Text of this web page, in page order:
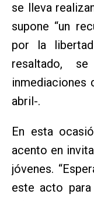
se lleva
supone “un
por la
resaltado,
inmediaciones
abril-.
En esta
acento en
jóvenes.
este acto